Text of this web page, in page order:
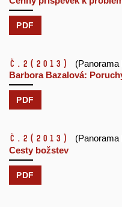
PDF
č.2 (2013)
(Panorama
Barbora Bazalová:
PDF
č.2 (2013)
(Panorama
Cesty božstev
PDF